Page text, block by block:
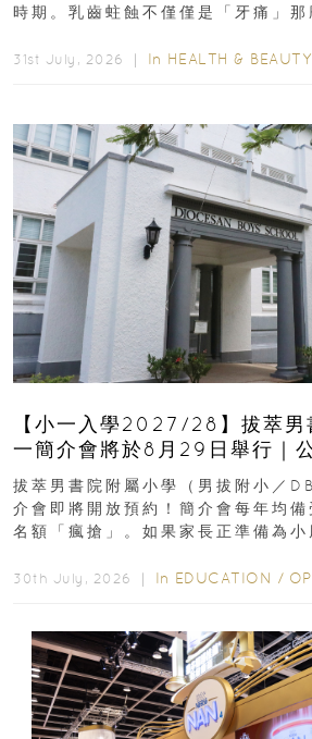
時期。乳齒蛀蝕不僅僅是「牙痛」
31st July, 2026 ｜ In HEALTH & BEAUTY
【小一入學2027/28】拔萃男
一簡介會將於8月29日舉行｜
｜更設有網上重溫
拔萃男書院附屬小學（男拔附小／
介會即將開放預約！簡介會每年均
名額「瘋搶」。如果家長正準備為
30th July, 2026 ｜ In EDUCATION /